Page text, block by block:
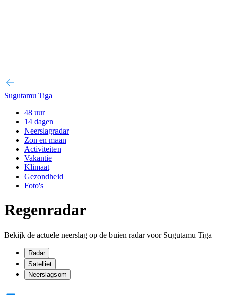
Sugutamu Tiga
48 uur
14 dagen
Neerslagradar
Zon en maan
Activiteiten
Vakantie
Klimaat
Gezondheid
Foto's
Regenradar
Bekijk de actuele neerslag op de buien radar voor Sugutamu Tiga
Radar
Satelliet
Neerslagsom